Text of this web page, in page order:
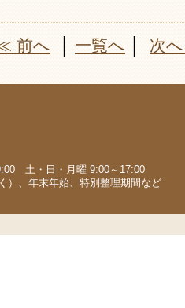
前へ 一覧へ 次
土・日・月曜 9:00～17:00
）、年末年始、特別整理期間など